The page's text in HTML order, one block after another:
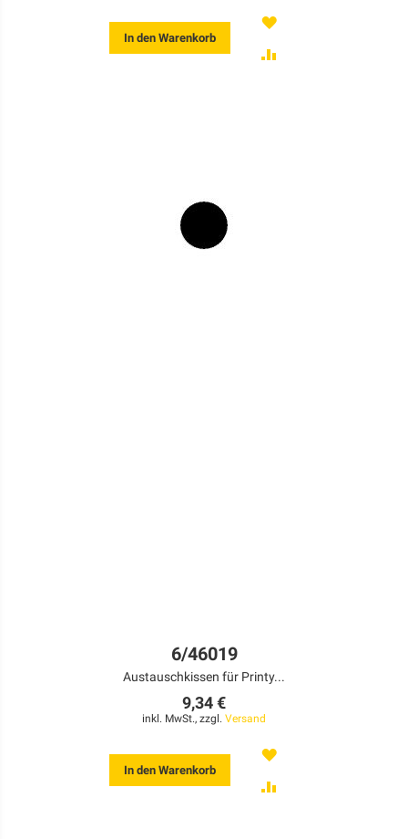
In den Warenkorb
MERKEN
6/46019
Austauschkissen für Printy...
9,34 €
inkl. MwSt., zzgl. Versand
In den Warenkorb
MERKEN